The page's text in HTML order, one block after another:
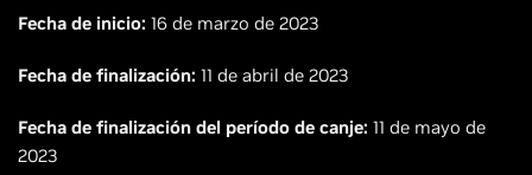
Fecha de inicio: 16 de marzo de 2023
Fecha de finalización: 11 de abril de 2023
Fecha de finalización del período de canje: 11 de mayo de
2023